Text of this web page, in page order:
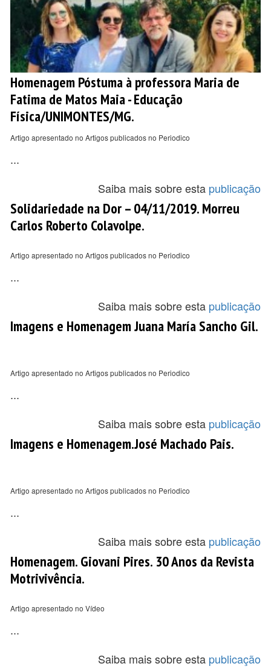
Homenagem Póstuma à professora Maria de
Fatima de Matos Maia - Educação
Física/UNIMONTES/MG.
Artigo apresentado no Artigos publicados no Periodico
...
Saiba mais sobre esta publicação
Solidariedade na Dor – 04/11/2019. Morreu
Carlos Roberto Colavolpe.
Artigo apresentado no Artigos publicados no Periodico
...
Saiba mais sobre esta publicação
Imagens e Homenagem Juana María Sancho Gil.
Artigo apresentado no Artigos publicados no Periodico
...
Saiba mais sobre esta publicação
Imagens e Homenagem.José Machado Pais.
Artigo apresentado no Artigos publicados no Periodico
...
Saiba mais sobre esta publicação
Homenagem. Giovani Pires. 30 Anos da Revista
Motrivivência.
Artigo apresentado no Vídeo
...
Saiba mais sobre esta publicação